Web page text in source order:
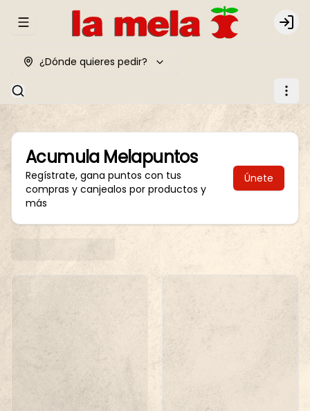
Abrir menu de navegación Login
¿Dónde quieres pedir?
Acumula Melapuntos
Regístrate, gana puntos con tus
compras y canjealos por productos y
más
Únete